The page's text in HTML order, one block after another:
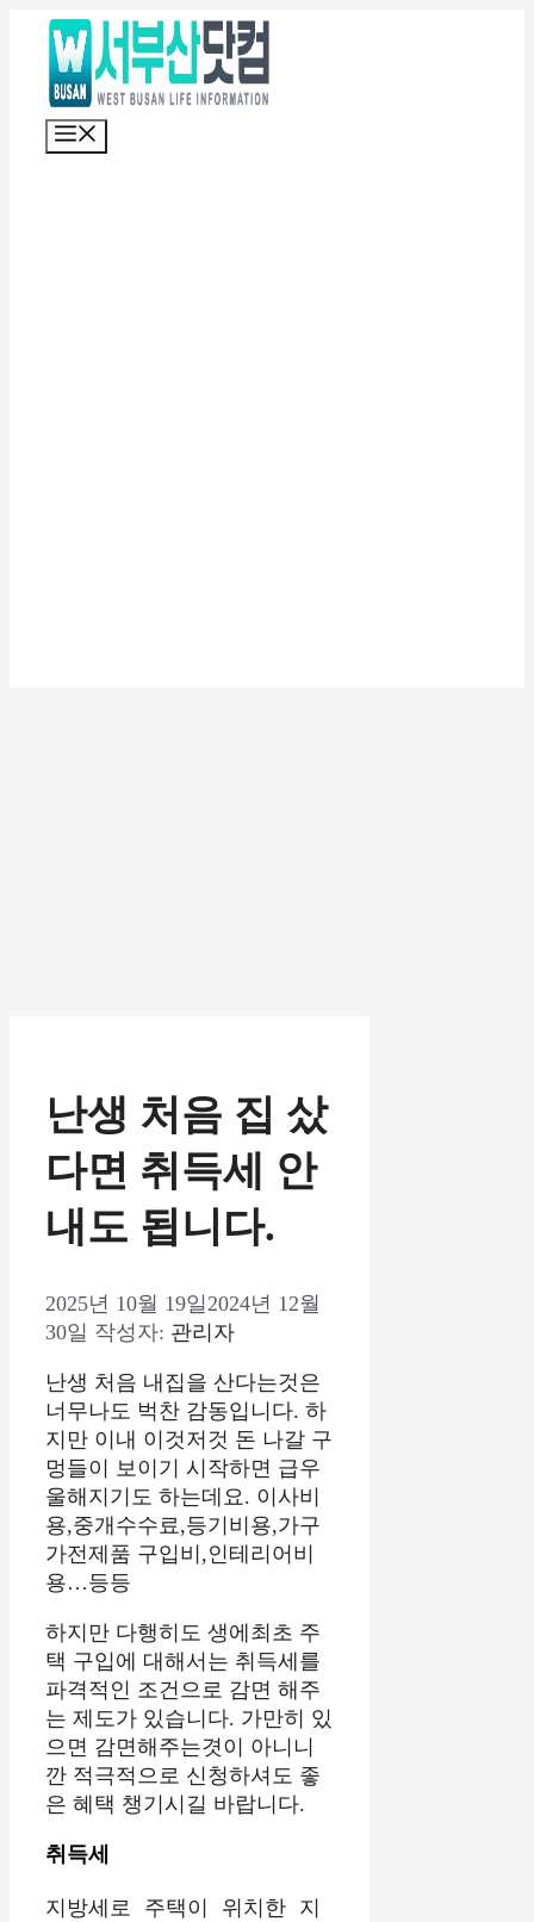
난생 처음 집 샀
다면 취득세 안
내도 됩니다.
2025년 10월 19일2024년 12월
30일 작성자: 관리자
난생 처음 내집을 산다는것은
너무나도 벅찬 감동입니다. 하
지만 이내 이것저것 돈 나갈 구
멍들이 보이기 시작하면 급우
울해지기도 하는데요. 이사비
용,중개수수료,등기비용,가구
가전제품 구입비,인테리어비
용…등등
하지만 다행히도 생에최초 주
택 구입에 대해서는 취득세를
파격적인 조건으로 감면 해주
는 제도가 있습니다. 가만히 있
으면 감면해주는겻이 아니니
깐 적극적으로 신청하셔도 좋
은 혜택 챙기시길 바랍니다.
취득세
지방세로 주택이 위치한 지